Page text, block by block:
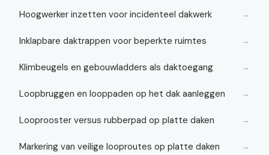
Hoogwerker inzetten voor incidenteel dakwerk →
Inklapbare daktrappen voor beperkte ruimtes →
Klimbeugels en gebouwladders als daktoegang →
Loopbruggen en looppaden op het dak aanleggen →
Looprooster versus rubberpad op platte daken →
Markering van veilige looproutes op platte daken →